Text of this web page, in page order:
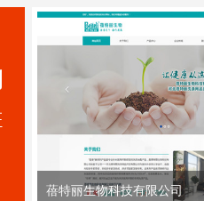
蓓特丽生物科技有限公司